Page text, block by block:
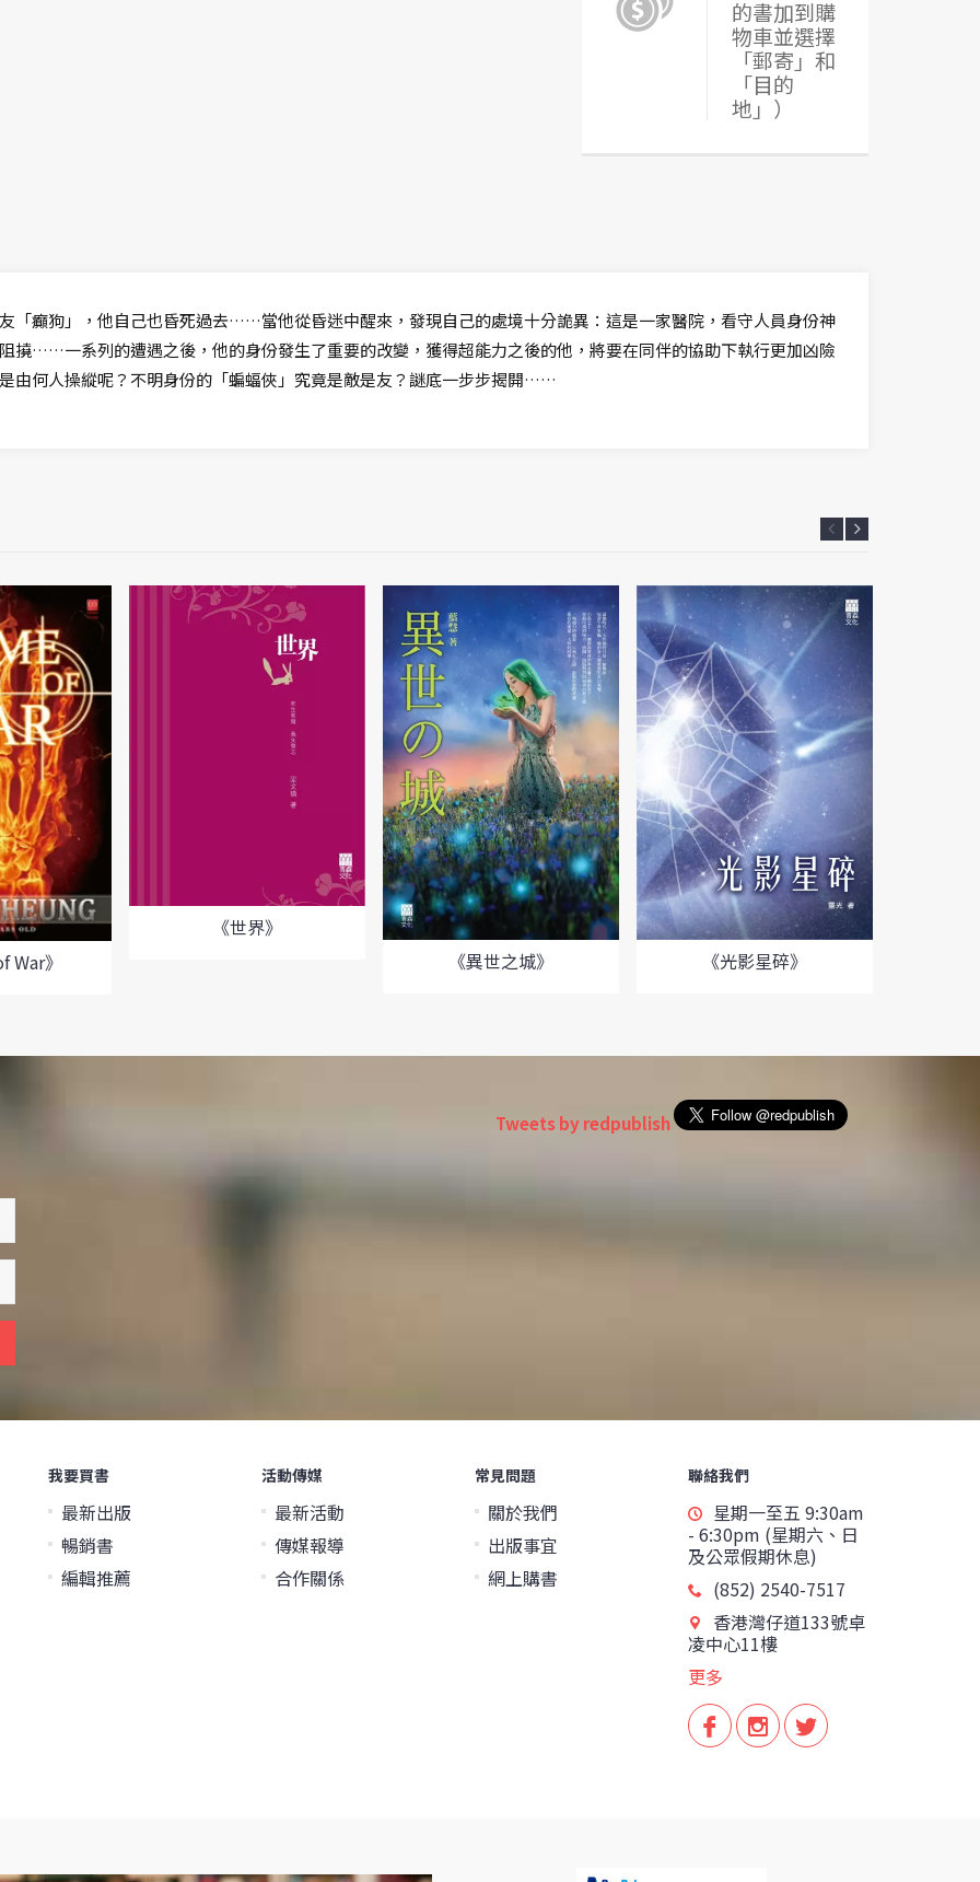
的書加到購
物車並選擇
「郵寄」和
「目的
地」）
「癲狗」，他自己也昏死過去……當他從昏迷中醒來，發現自己的處境十分詭異：這是一家醫院，看守人員身份神
撓……一系列的遭遇之後，他的身份發生了重要的改變，獲得超能力之後的他，將要在同伴的協助下執行更加凶險
由何人操縱呢？不明身份的「蝙蝠俠」究竟是敵是友？謎底一步步揭開……
War》
《世界》
《異世之城》
《光影星碎》
Tweets by redpublish
我要買書
最新出版
暢銷書
編輯推薦
活動傳媒
最新活動
傳媒報導
合作關係
常見問題
關於我們
出版事宜
網上購書
聯絡我們
星期一至五 9:30am
- 6:30pm (星期六、日
及公眾假期休息)
(852) 2540-7517
香港灣仔道133號卓
凌中心11樓
更多